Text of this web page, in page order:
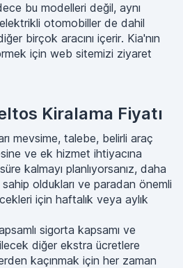
bu modelleri değil, aynı
elektrikli otomobiller de dahil
birçok aracını içerir. Kia'nın
için web sitemizi ziyaret
Kiralama Fiyatı
mevsime, talebe, belirli araç
ve ek hizmet ihtiyacına
kalmayı planlıyorsanız, daha
oldukları ve paradan önemli
için haftalık veya aylık
sigorta kapsamı ve
diğer ekstra ücretlere
kaçınmak için her zaman